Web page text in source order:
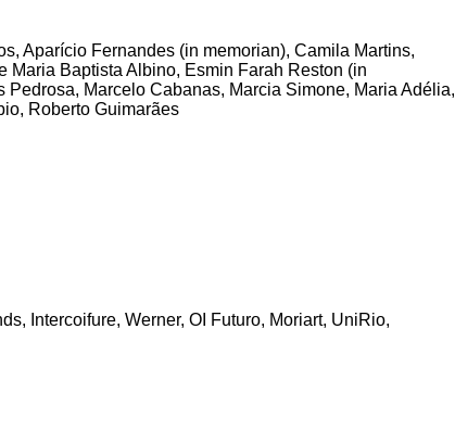
Aparício Fernandes (in memorian), Camila Martins,
Baptista Albino, Esmin Farah Reston (in
Marcelo Cabanas, Marcia Simone, Maria Adélia,
Roberto Guimarães
Intercoifure, Werner, OI Futuro, Moriart, UniRio,